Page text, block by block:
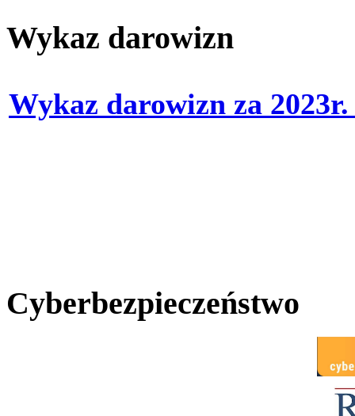
Wykaz darowizn
Wykaz darowizn za
Cyberbezpieczeństwo